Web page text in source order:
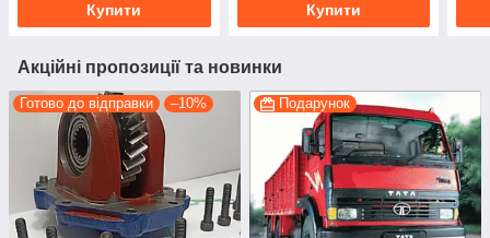
Купити Купити
Акційні пропозиції та новинки
Готово до відправки –10% Подарунок